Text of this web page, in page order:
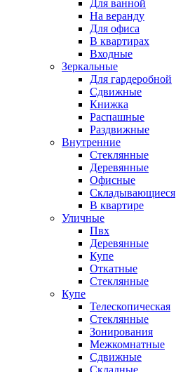
Для ванной
На веранду
Для офиса
В квартирах
Входные
Зеркальные
Для гардеробной
Сдвижные
Книжка
Распашные
Раздвижные
Внутренние
Стеклянные
Деревянные
Офисные
Складывающиеся
В квартире
Уличные
Пвх
Деревянные
Купе
Откатные
Стеклянные
Купе
Телескопическая
Стеклянные
Зонирования
Межкомнатные
Сдвижные
Складные